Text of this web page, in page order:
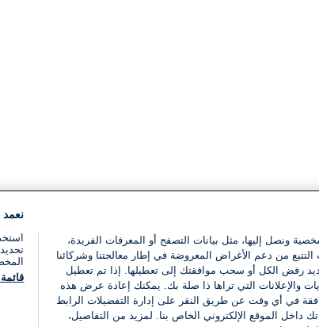
ونصل إليها، مثل بيانات التصفح أو المعرفات الفريدة،
من دعم الأغراض المعروضة في إطار معالجتنا وشركائنا
رفض الكل أو سحب موافقتك إلى تعطيلها. إذا تم تعطيل
والإعلانات التي تراها ذا صلة بك. يمكنك إعادة عرض هذه
في أي وقت عن طريق النقر على إدارة التفضيلات الرابط
الموقع الإلكتروني الخاص بنا. لمزيد من التفاصيل،
نعمد